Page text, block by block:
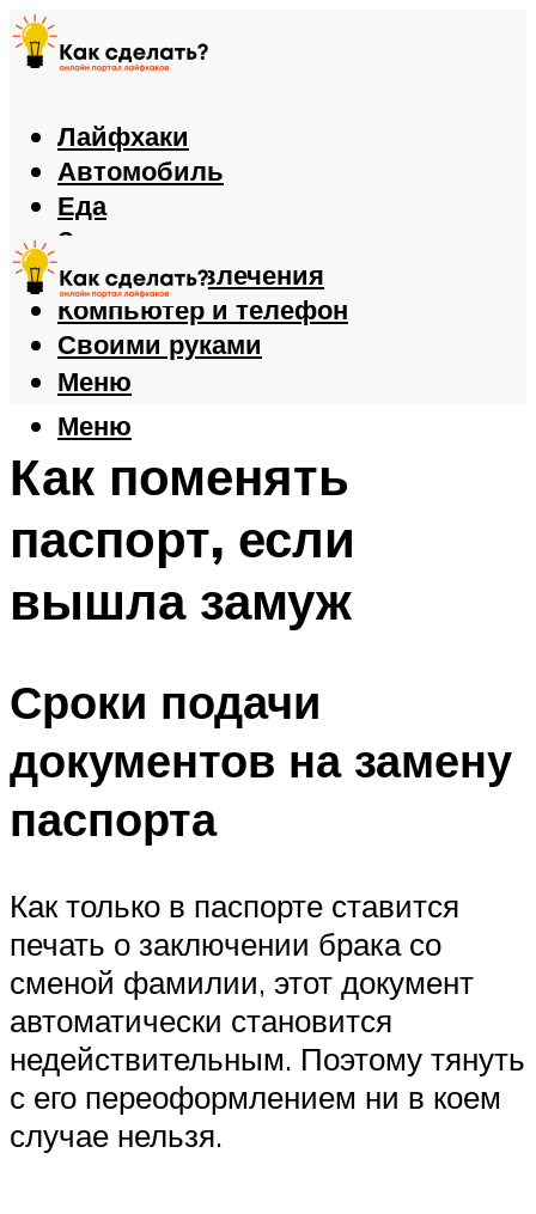
Лайфхаки
Автомобиль
Еда
Здоровье
Игры и развлечения
Компьютер и телефон
Своими руками
Меню
Меню
Как поменять
паспорт, если
вышла замуж
Сроки подачи
документов на замену
паспорта
Как только в паспорте ставится
печать о заключении брака со
сменой фамилии, этот документ
автоматически становится
недействительным. Поэтому тянуть
с его переоформлением ни в коем
случае нельзя.